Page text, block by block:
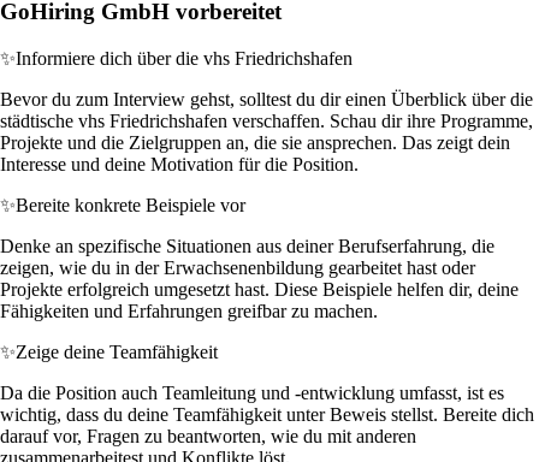
GoHiring GmbH vorbereitet
✨Informiere dich über die vhs Friedrichshafen
Bevor du zum Interview gehst, solltest du dir einen Überblick über die
städtische vhs Friedrichshafen verschaffen. Schau dir ihre Programme,
Projekte und die Zielgruppen an, die sie ansprechen. Das zeigt dein
Interesse und deine Motivation für die Position.
✨Bereite konkrete Beispiele vor
Denke an spezifische Situationen aus deiner Berufserfahrung, die
zeigen, wie du in der Erwachsenenbildung gearbeitet hast oder
Projekte erfolgreich umgesetzt hast. Diese Beispiele helfen dir, deine
Fähigkeiten und Erfahrungen greifbar zu machen.
✨Zeige deine Teamfähigkeit
Da die Position auch Teamleitung und -entwicklung umfasst, ist es
wichtig, dass du deine Teamfähigkeit unter Beweis stellst. Bereite dich
darauf vor, Fragen zu beantworten, wie du mit anderen
zusammenarbeitest und Konflikte löst.